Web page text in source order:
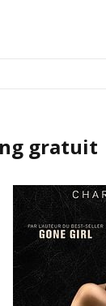
gratuit